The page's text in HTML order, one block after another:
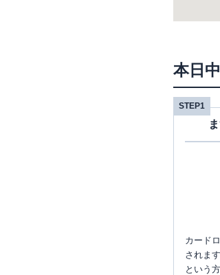
本日
STEP1
カード
されま
という